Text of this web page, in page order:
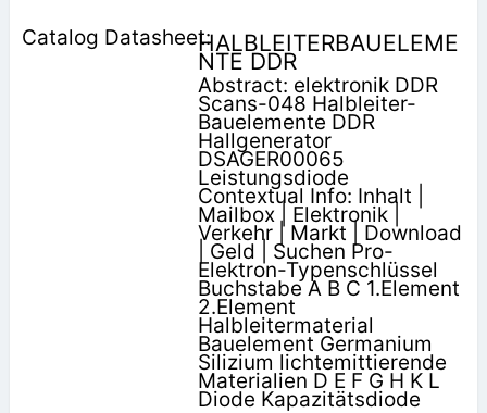
HALBLEITERBAUELEME
NTE DDR
Abstract: elektronik DDR
Scans-048 Halbleiter-
Bauelemente DDR
Hallgenerator
DSAGER00065
Leistungsdiode
Contextual Info: Inhalt |
Mailbox | Elektronik |
Verkehr | Markt | Download
| Geld | Suchen Pro-
Elektron-Typenschlüssel
Buchstabe A B C 1.Element
2.Element
Halbleitermaterial
Bauelement Germanium
Silizium lichtemittierende
Materialien D E F G H K L
Diode Kapazitätsdiode